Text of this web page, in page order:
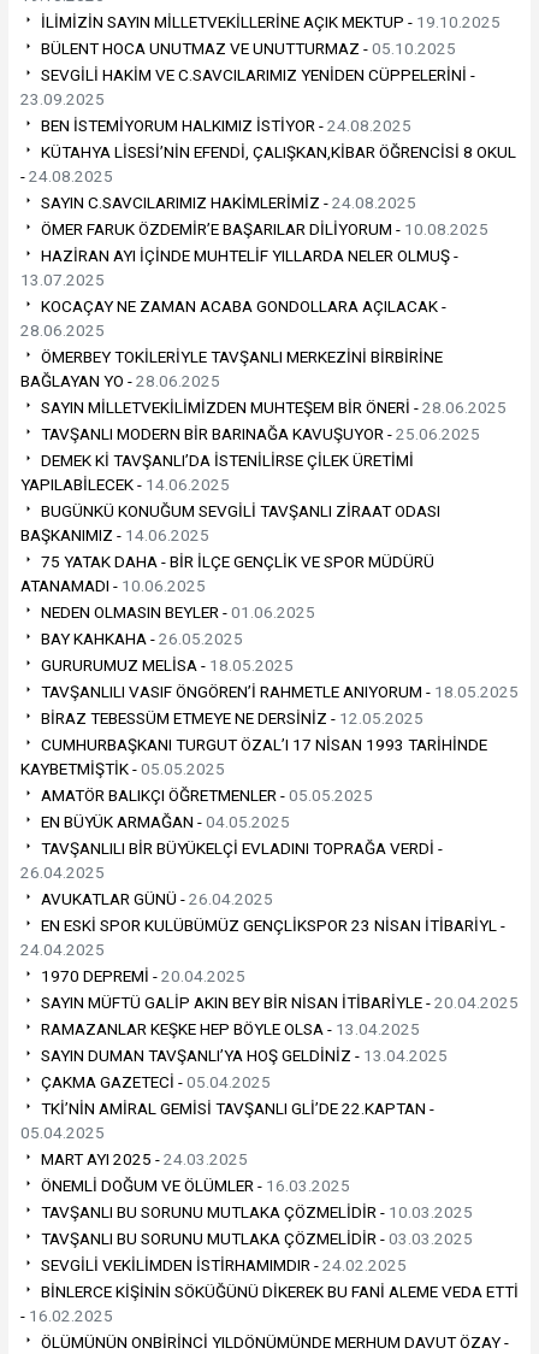
İLİMİZİN SAYIN MİLLETVEKİLLERİNE AÇIK MEKTUP - 19.10.2025
BÜLENT HOCA UNUTMAZ VE UNUTTURMAZ -05.10.2025
SEVGİLİ HAKİM VE C.SAVCILARIMIZ YENİDEN CÜPPELERİNİ -
23.09.2025
BEN İSTEMİYORUM HALKIMIZ İSTİYOR -24.08.2025
KÜTAHYA LİSESİ’NİN EFENDİ, ÇALIŞKAN,KİBAR ÖĞRENCİSİ 8 OKUL
-24.08.2025
SAYIN C.SAVCILARIMIZ HAKİMLERİMİZ -24.08.2025
ÖMER FARUK ÖZDEMİR’E BAŞARILAR DİLİYORUM - 10.08.2025
HAZİRAN AYI İÇİNDE MUHTELİF YILLARDA NELER OLMUŞ -
13.07.2025
KOCAÇAY NE ZAMAN ACABA GONDOLLARA AÇILACAK -
28.06.2025
ÖMERBEY TOKİLERİYLE TAVŞANLI MERKEZİNİ BİRBİRİNE
BAĞLAYAN YO -28.06.2025
SAYIN MİLLETVEKİLİMİZDEN MUHTEŞEM BİR ÖNERİ -28.06.2025
TAVŞANLI MODERN BİR BARINAĞA KAVUŞUYOR -25.06.2025
DEMEK Kİ TAVŞANLI’DA İSTENİLİRSE ÇİLEK ÜRETİMİ
YAPILABİLECEK - 14.06.2025
BUGÜNKÜ KONUĞUM SEVGİLİ TAVŞANLI ZİRAAT ODASI
BAŞKANIMIZ - 14.06.2025
75 YATAK DAHA - BİR İLÇE GENÇLİK VE SPOR MÜDÜRÜ
ATANAMADI - 10.06.2025
NEDEN OLMASIN BEYLER -01.06.2025
BAY KAHKAHA -26.05.2025
GURURUMUZ MELİSA - 18.05.2025
TAVŞANLILI VASIF ÖNGÖREN’İ RAHMETLE ANIYORUM - 18.05.2025
BİRAZ TEBESSÜM ETMEYE NE DERSİNİZ - 12.05.2025
CUMHURBAŞKANI TURGUT ÖZAL’I 17 NİSAN 1993 TARİHİNDE
KAYBETMİŞTİK -05.05.2025
AMATÖR BALIKÇI ÖĞRETMENLER -05.05.2025
EN BÜYÜK ARMAĞAN -04.05.2025
TAVŞANLILI BİR BÜYÜKELÇİ EVLADINI TOPRAĞA VERDİ -
26.04.2025
AVUKATLAR GÜNÜ -26.04.2025
EN ESKİ SPOR KULÜBÜMÜZ GENÇLİKSPOR 23 NİSAN İTİBARİYL -
24.04.2025
1970 DEPREMİ -20.04.2025
SAYIN MÜFTÜ GALİP AKIN BEY BİR NİSAN İTİBARİYLE -20.04.2025
RAMAZANLAR KEŞKE HEP BÖYLE OLSA - 13.04.2025
SAYIN DUMAN TAVŞANLI’YA HOŞ GELDİNİZ - 13.04.2025
ÇAKMA GAZETECİ -05.04.2025
TKİ’NİN AMİRAL GEMİSİ TAVŞANLI GLİ’DE 22.KAPTAN -
05.04.2025
MART AYI 2025 -24.03.2025
ÖNEMLİ DOĞUM VE ÖLÜMLER - 16.03.2025
TAVŞANLI BU SORUNU MUTLAKA ÇÖZMELİDİR - 10.03.2025
TAVŞANLI BU SORUNU MUTLAKA ÇÖZMELİDİR -03.03.2025
SEVGİLİ VEKİLİMDEN İSTİRHAMIMDIR -24.02.2025
BİNLERCE KİŞİNİN SÖKÜĞÜNÜ DİKEREK BU FANİ ALEME VEDA ETTİ
- 16.02.2025
ÖLÜMÜNÜN ONBİRİNCİ YILDÖNÜMÜNDE MERHUM DAVUT ÖZAY -